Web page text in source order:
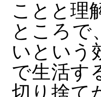
ことと理
ところで
いという
で生活す
切り捨て